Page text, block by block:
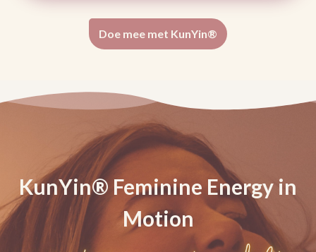
Doe mee met KunYin®
KunYin® Feminine Energy in
Motion